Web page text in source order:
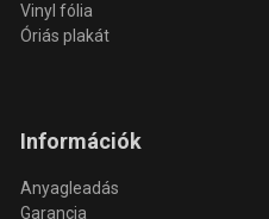
Vinyl fólia
Óriás plakát
Információk
Anyagleadás
Garancia